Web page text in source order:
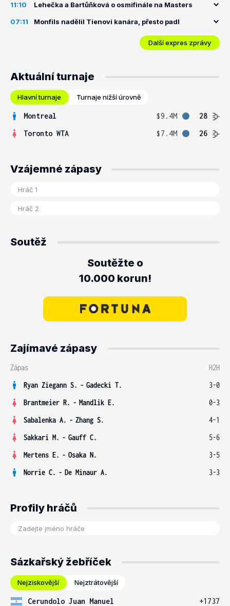
11:10 Lehečka a Bartůňková o osmifinále na Masters
07:11 Monfils nadělil Tienovi kanára, přesto padl
Další expres zprávy
Aktuální turnaje
Hlavní turnaje Turnaje nižší úrovně
Montreal $9.4M
28
Toronto WTA
$7.4M 26
Vzájemné zápasy
Soutěž
Soutěžte o
10.000 korun!
Zajímavé zápasy
Zápas
H2H
Ryan Ziegann S. - Gadecki T.
3-0
Brantmeier R. - Mandlik E.
0-3
Sabalenka A. - Zhang S.
4-1
Sakkari M. - Gauff C.
5-6
Mertens E. - Osaka N.
3-5
Norrie C. - De Minaur A. 3-3
Profily hráčů
Sázkařský žebříček
Nejziskovější Nejztrátovější
Cerundolo Juan Manuel
+1737